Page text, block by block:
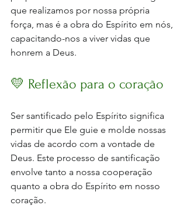
que realizamos por nossa própria
força, mas é a obra do Espírito em nós,
capacitando-nos a viver vidas que
honrem a Deus.
💛 Reflexão para o coração
Ser santificado pelo Espírito significa
permitir que Ele guie e molde nossas
vidas de acordo com a vontade de
Deus. Este processo de santificação
envolve tanto a nossa cooperação
quanto a obra do Espírito em nosso
coração.